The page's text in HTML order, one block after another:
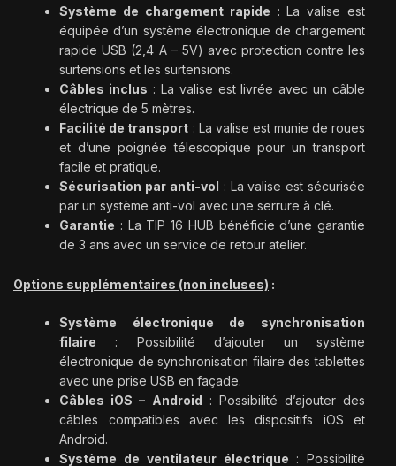
Système de chargement rapide : La valise est
équipée d’un système électronique de chargement
rapide USB (2,4 A – 5V) avec protection contre les
surtensions et les surtensions.
Câbles inclus : La valise est livrée avec un câble
électrique de 5 mètres.
Facilité de transport : La valise est munie de roues
et d’une poignée télescopique pour un transport
facile et pratique.
Sécurisation par anti-vol : La valise est sécurisée
par un système anti-vol avec une serrure à clé.
Garantie : La TIP 16 HUB bénéficie d’une garantie
de 3 ans avec un service de retour atelier.
Options supplémentaires (non incluses) :
Système électronique de synchronisation
filaire : Possibilité d’ajouter un système
électronique de synchronisation filaire des tablettes
avec une prise USB en façade.
Câbles iOS – Android : Possibilité d’ajouter des
câbles compatibles avec les dispositifs iOS et
Android.
Système de ventilateur électrique : Possibilité